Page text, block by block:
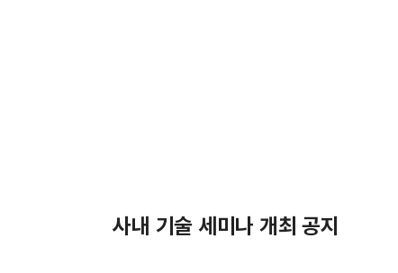
사내 기술 세미나 개최 공지